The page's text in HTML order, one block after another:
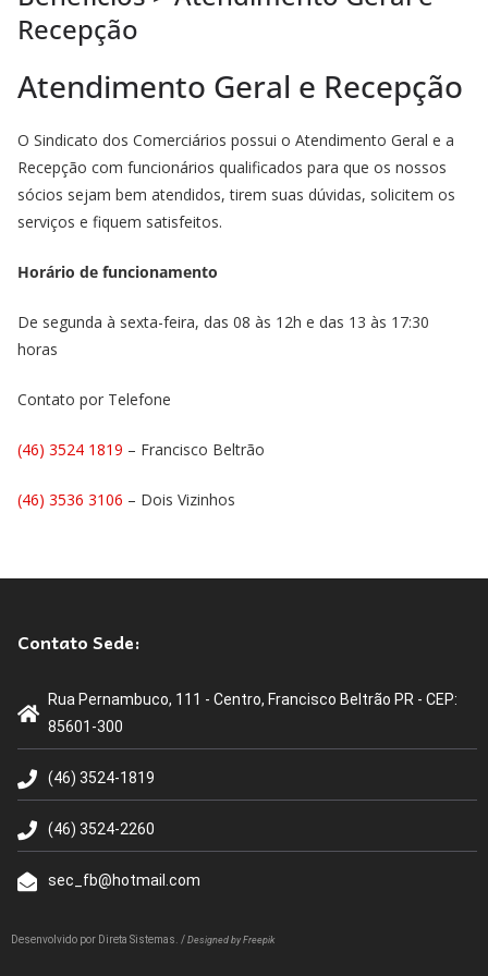
Recepção
Atendimento Geral e Recepção
O Sindicato dos Comerciários possui o Atendimento Geral e a
Recepção com funcionários qualificados para que os nossos
sócios sejam bem atendidos, tirem suas dúvidas, solicitem os
serviços e fiquem satisfeitos.
Horário de funcionamento
De segunda à sexta-feira, das 08 às 12h e das 13 às 17:30
horas
Contato por Telefone
(46) 3524 1819 – Francisco Beltrão
(46) 3536 3106 – Dois Vizinhos
Contato Sede:
Rua Pernambuco, 111 - Centro, Francisco Beltrão PR - CEP:
85601-300
(46) 3524-1819
(46) 3524-2260
sec_fb@hotmail.com
Desenvolvido por Direta Sistemas . / Designed by Freepik